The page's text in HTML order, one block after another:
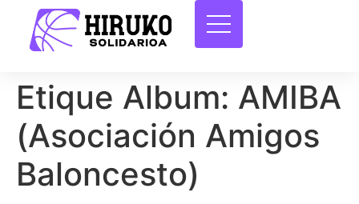
Etique Album: AMIBA
(Asociación Amigos
Baloncesto)